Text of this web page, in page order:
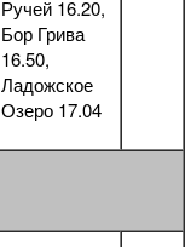
Ручей 16.20,
Бор Грива
16.50,
Ладожское
Озеро 17.04